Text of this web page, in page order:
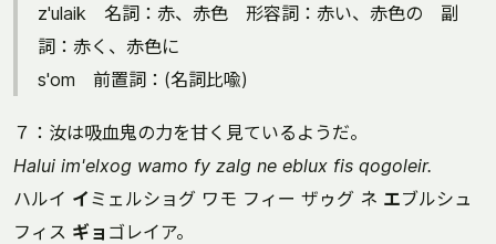
z'ulaik 名詞：赤、赤色 形容詞：赤い、赤色の 副
詞：赤く、赤色に
s'om 前置詞：(名詞比喩)
７：汝は吸血鬼の力を甘く見ているようだ。
Halui im'elxog wamo fy zalg ne eblux fis qogoleir.
ハルイ イ ミェルショグ ワモ フィー ザゥグ ネ エブルシュ
フィス ギョ ゴレイア。